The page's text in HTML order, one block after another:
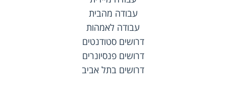
עבודה מהבית
עבודה לאמהות
דרושים סטודנטים
דרושים פנסיונרים
דרושים בתל אביב